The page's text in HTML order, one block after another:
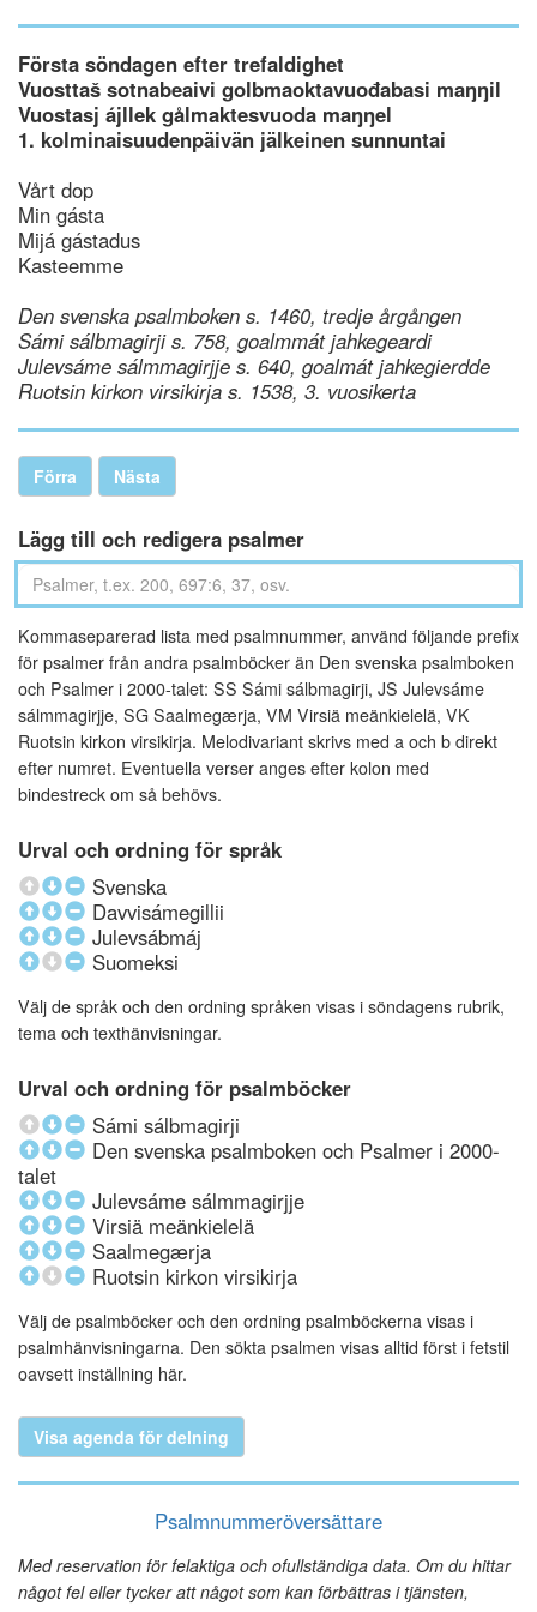
Första söndagen efter trefaldighet
Vuosttaš sotnabeaivi golbmaoktavuođabasi maŋŋil
Vuostasj ájllek gålmaktesvuoda maŋŋel
1. kolminaisuudenpäivän jälkeinen sunnuntai
Vårt dop
Min gásta
Mijá gástadus
Kasteemme
Den svenska psalmboken s. 1460, tredje årgången
Sámi sálbmagirji s. 758, goalmmát jahkegeardi
Julevsáme sálmmagirjje s. 640, goalmát jahkegierdde
Ruotsin kirkon virsikirja s. 1538, 3. vuosikerta
Förra Nästa
Lägg till och redigera psalmer
Kommaseparerad lista med psalmnummer, använd följande prefix
för psalmer från andra psalmböcker än Den svenska psalmboken
och Psalmer i 2000-talet: SS Sámi sálbmagirji, JS Julevsáme
sálmmagirjje, SG Saalmegærja, VM Virsiä meänkielelä, VK
Ruotsin kirkon virsikirja. Melodivariant skrivs med a och b direkt
efter numret. Eventuella verser anges efter kolon med
bindestreck om så behövs.
Urval och ordning för språk
Svenska
Davvisámegillii
Julevsábmáj
Suomeksi
Välj de språk och den ordning språken visas i söndagens rubrik,
tema och texthänvisningar.
Urval och ordning för psalmböcker
Sámi sálbmagirji
Den svenska psalmboken och Psalmer i 2000-
talet
Julevsáme sálmmagirjje
Virsiä meänkielelä
Saalmegærja
Ruotsin kirkon virsikirja
Välj de psalmböcker och den ordning psalmböckerna visas i
psalmhänvisningarna. Den sökta psalmen visas alltid först i fetstil
oavsett inställning här.
Visa agenda för delning
Psalmnummeröversättare
Med reservation för felaktiga och ofullständiga data. Om du hittar
något fel eller tycker att något som kan förbättras i tjänsten,